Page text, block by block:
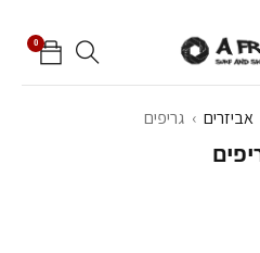
0
אביזרים › גריפים